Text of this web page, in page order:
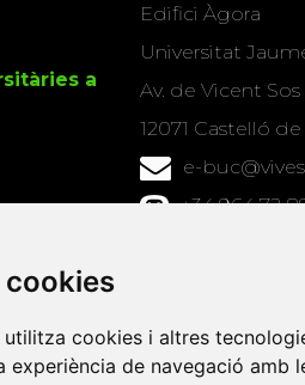
cookies
cookies i altres
experiència de navegació amb
a
Edifici Àgora
Universitat
Av. de Vicent Sos
12071 Castelló
e-
+34 964 72